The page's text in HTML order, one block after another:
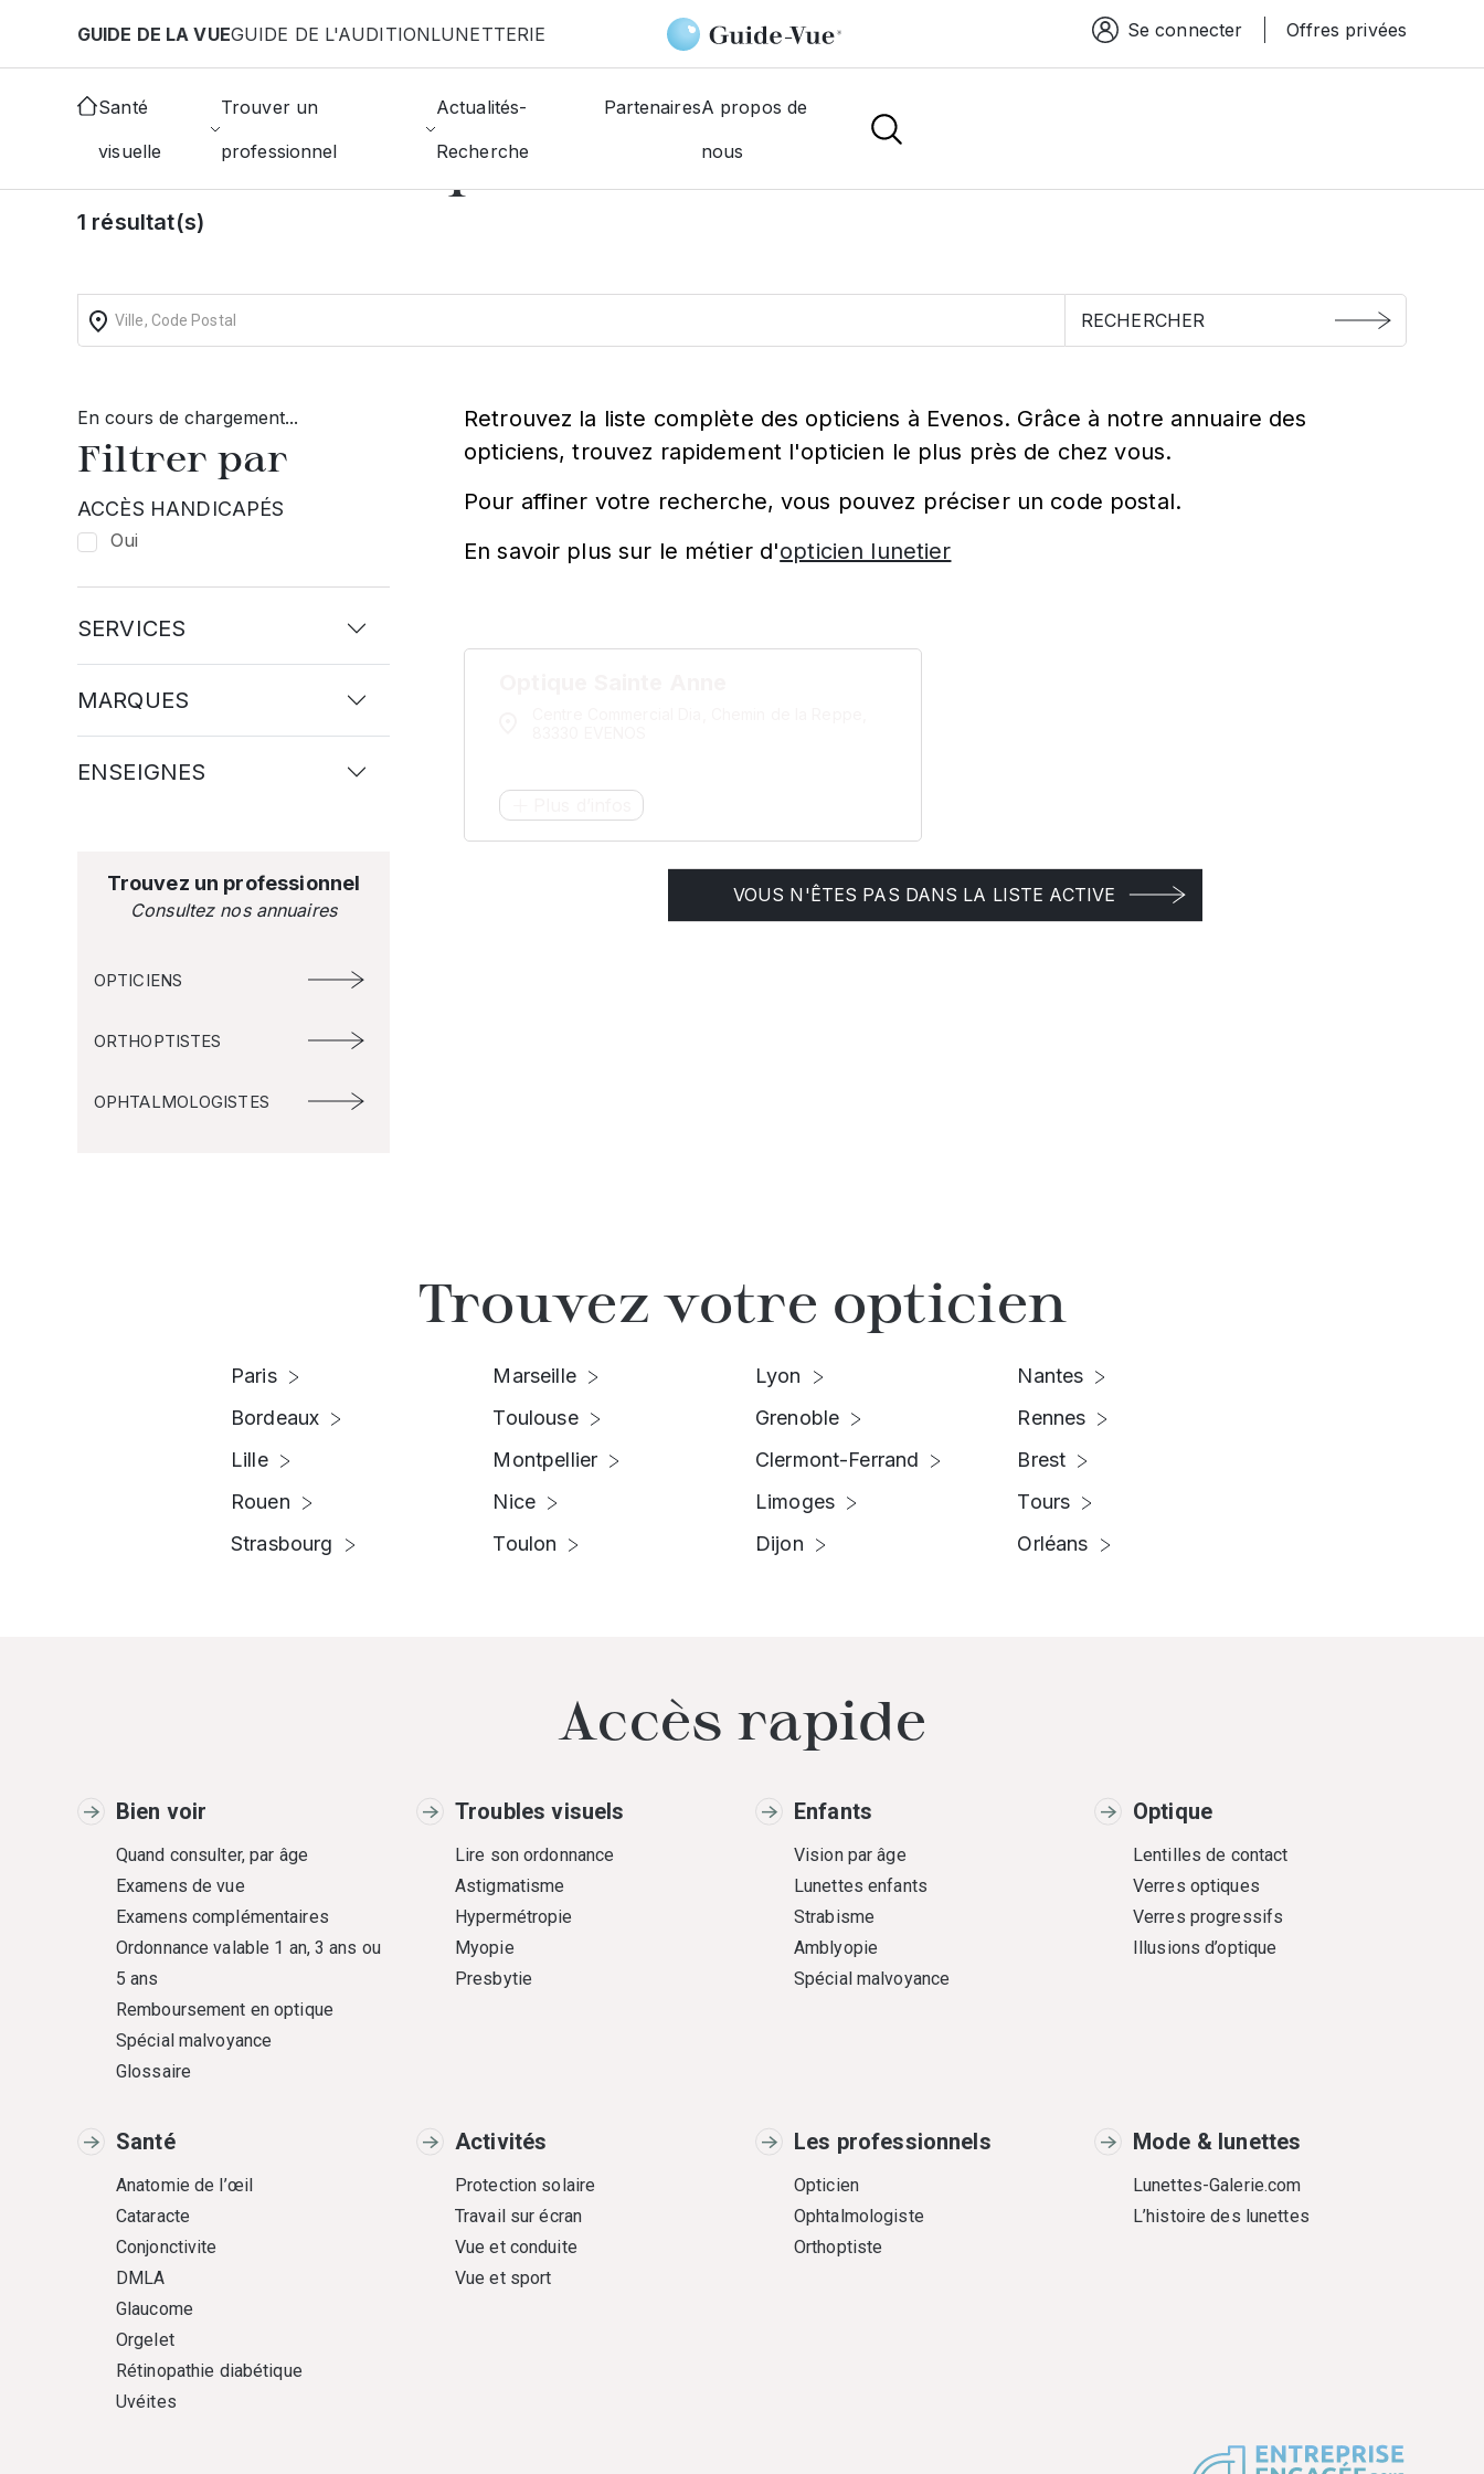
GUIDE DE LA VUEGUIDE DE L'AUDITIONLUNETTERIE Espace connexion
Se connecter Offres privées
Santé
visuelle
Trouver un
professionnel
Actualités-
Recherche
PartenairesA propos de
nous
Accueil Choisir mon opticien Evenos
Trouvez un opticien àEvenos
1 résultat(s)
En cours de chargement...
Filtrer par
ACCÈS HANDICAPÉS
Oui
SERVICES
MARQUES
ENSEIGNES
Trouvez un professionnel
Consultez nos annuaires
OPTICIENS
ORTHOPTISTES
OPHTALMOLOGISTES
Retrouvez la liste complète des opticiens à Evenos. Grâce à notre annuaire des
opticiens, trouvez rapidement l'opticien le plus près de chez vous.
Pour affiner votre recherche, vous pouvez préciser un code postal.
En savoir plus sur le métier d'opticien lunetier
VOUS N'ÊTES PAS DANS LA LISTE ACTIVE
Trouvez votre opticien
Paris
Bordeaux
Lille
Rouen
Strasbourg
Marseille
Toulouse
Montpellier
Nice
Toulon
Lyon
Grenoble
Clermont-Ferrand
Limoges
Dijon
Nantes
Rennes
Brest
Tours
Orléans
Accès rapide
Bien voir
Quand consulter, par âge
Examens de vue
Examens complémentaires
Ordonnance valable 1 an, 3 ans ou
5 ans
Remboursement en optique
Spécial malvoyance
Glossaire
Troubles visuels
Lire son ordonnance
Astigmatisme
Hypermétropie
Myopie
Presbytie
Enfants
Vision par âge
Lunettes enfants
Strabisme
Amblyopie
Spécial malvoyance
Optique
Lentilles de contact
Verres optiques
Verres progressifs
Illusions d’optique
Santé
Anatomie de l’œil
Cataracte
Conjonctivite
DMLA
Glaucome
Orgelet
Rétinopathie diabétique
Uvéites
Activités
Protection solaire
Travail sur écran
Vue et conduite
Vue et sport
Les professionnels
Opticien
Ophtalmologiste
Orthoptiste
Mode & lunettes
Lunettes-Galerie.com
L’histoire des lunettes